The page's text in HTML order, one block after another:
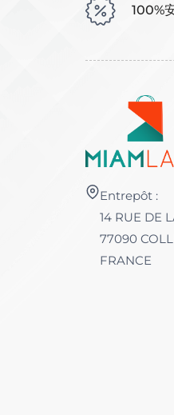
100%
Entrepôt :
14 RUE DE
77090
FRANCE